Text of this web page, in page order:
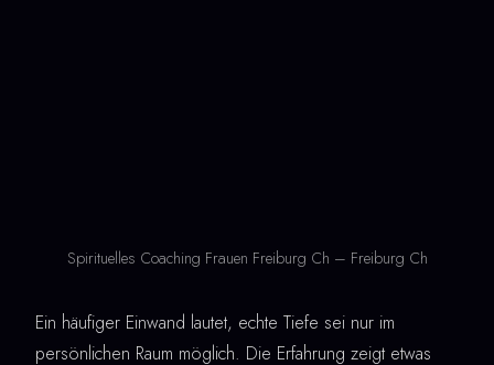
Spirituelles Coaching Frauen Freiburg Ch – Freiburg Ch
Ein häufiger Einwand lautet, echte Tiefe sei nur im
persönlichen Raum möglich. Die Erfahrung zeigt etwas